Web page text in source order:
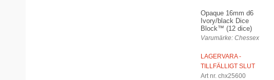
Opaque 16mm d6
Ivory/black Dice
Block™ (12 dice)
Varumärke: Chessex
LAGERVARA -
TILLFÄLLIGT SLUT
Art nr. chx25600